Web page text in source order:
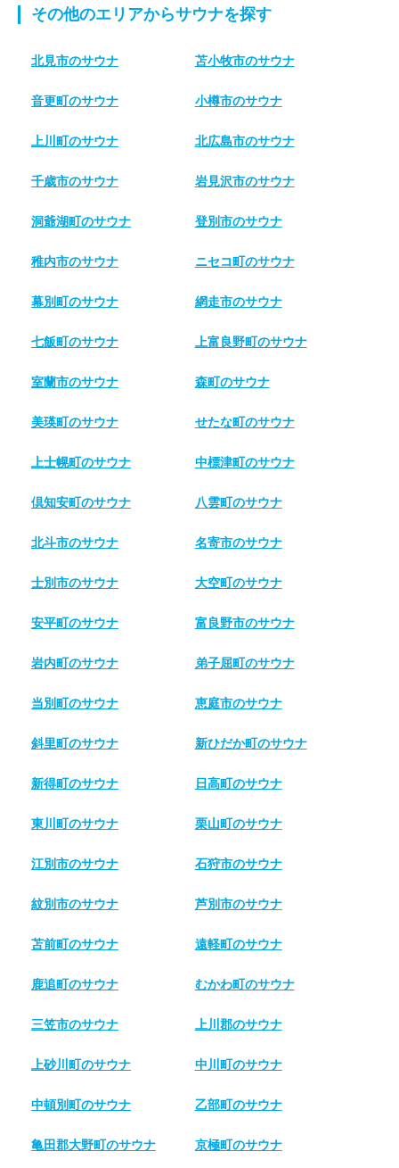
その他のエリアからサウナを探す
北見市のサウナ 苫小牧市のサウナ
音更町のサウナ 小樽市のサウナ
上川町のサウナ 北広島市のサウナ
千歳市のサウナ 岩見沢市のサウナ
洞爺湖町のサウナ 登別市のサウナ
稚内市のサウナ ニセコ町のサウナ
幕別町のサウナ 網走市のサウナ
七飯町のサウナ 上富良野町のサウナ
室蘭市のサウナ 森町のサウナ
美瑛町のサウナ せたな町のサウナ
上士幌町のサウナ 中標津町のサウナ
倶知安町のサウナ 八雲町のサウナ
北斗市のサウナ 名寄市のサウナ
士別市のサウナ 大空町のサウナ
安平町のサウナ 富良野市のサウナ
岩内町のサウナ 弟子屈町のサウナ
当別町のサウナ 恵庭市のサウナ
斜里町のサウナ 新ひだか町のサウナ
新得町のサウナ 日高町のサウナ
東川町のサウナ 栗山町のサウナ
江別市のサウナ 石狩市のサウナ
紋別市のサウナ 芦別市のサウナ
苫前町のサウナ 遠軽町のサウナ
鹿追町のサウナ むかわ町のサウナ
三笠市のサウナ 上川郡のサウナ
上砂川町のサウナ 中川町のサウナ
中頓別町のサウナ 乙部町のサウナ
亀田郡大野町のサウナ 京極町のサウナ